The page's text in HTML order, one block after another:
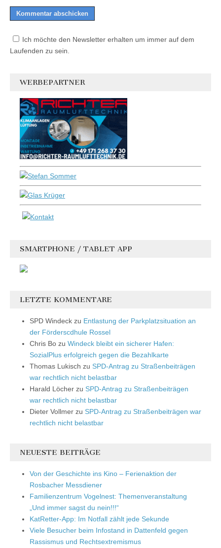
Ich möchte den Newsletter erhalten um immer auf dem
Laufenden zu sein.
WERBEPARTNER
SMARTPHONE / TABLET APP
LETZTE KOMMENTARE
SPD Windeck zu Entlastung der Parkplatzsituation an
der Förderscdhule Rossel
Chris Bo zu Windeck bleibt ein sicherer Hafen:
SozialPlus erfolgreich gegen die Bezahlkarte
Thomas Lukisch zu SPD-Antrag zu Straßenbeiträgen
war rechtlich nicht belastbar
Harald Löcher zu SPD-Antrag zu Straßenbeiträgen
war rechtlich nicht belastbar
Dieter Vollmer zu SPD-Antrag zu Straßenbeiträgen war
rechtlich nicht belastbar
NEUESTE BEITRÄGE
Von der Geschichte ins Kino – Ferienaktion der
Rosbacher Messdiener
Familienzentrum Vogelnest: Themenveranstaltung
„Und immer sagst du nein!!!“
KatRetter-App: Im Notfall zählt jede Sekunde
Viele Besucher beim Infostand in Dattenfeld gegen
Rassismus und Rechtsextremismus